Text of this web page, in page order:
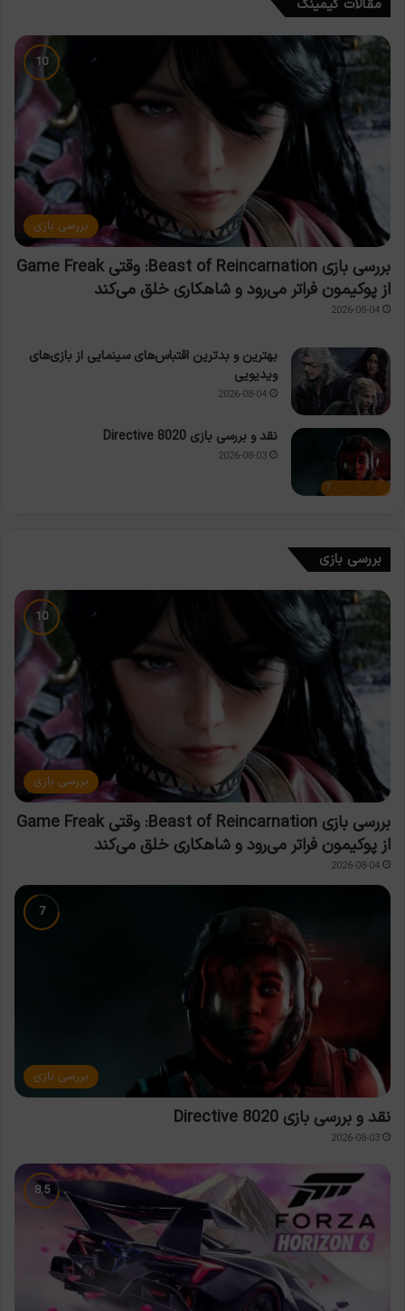
مقالات گیمینگ
بررسی بازی
بررسی بازی Beast of Reincarnation: وقتی Game Freak
از پوکیمون فراتر می‌رود و شاهکاری خلق می‌کند
2026-08-04
بهترین و بدترین اقتباس‌های سینمایی از بازی‌های
ویدیویی
2026-08-04
7
نقد و بررسی بازی Directive 8020
2026-08-03
بررسی بازی
بررسی بازی
بررسی بازی Beast of Reincarnation: وقتی Game Freak
از پوکیمون فراتر می‌رود و شاهکاری خلق می‌کند
2026-08-04
بررسی بازی
نقد و بررسی بازی Directive 8020
2026-08-03